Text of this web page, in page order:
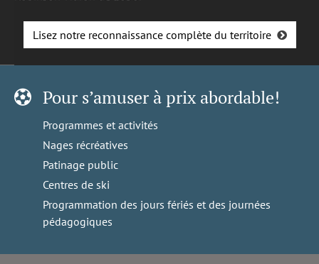
Lisez notre reconnaissance complète du territoire
Pour s’amuser à prix abordable!
Programmes et activités
Nages récréatives
Patinage public
Centres de ski
Programmation des jours fériés et des journées
pédagogiques